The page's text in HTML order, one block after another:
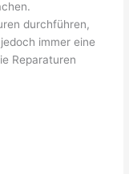
durchführen,
immer eine
Reparaturen